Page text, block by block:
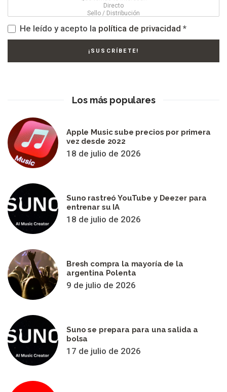
He leído y acepto la política de privacidad *
Los más populares
Apple Music sube precios por primera
vez desde 2022
18 de julio de 2026
Suno rastreó YouTube y Deezer para
entrenar su IA
18 de julio de 2026
Bresh compra la mayoría de la
argentina Polenta
9 de julio de 2026
Suno se prepara para una salida a
bolsa
17 de julio de 2026